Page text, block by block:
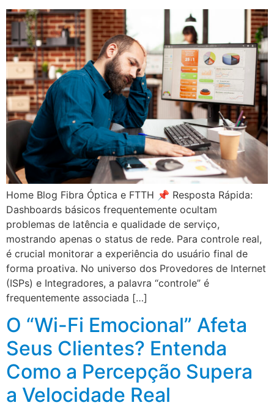
Home Blog Fibra Óptica e FTTH 📌 Resposta Rápida:
Dashboards básicos frequentemente ocultam
problemas de latência e qualidade de serviço,
mostrando apenas o status de rede. Para controle real,
é crucial monitorar a experiência do usuário final de
forma proativa. No universo dos Provedores de Internet
(ISPs) e Integradores, a palavra “controle” é
frequentemente associada […]
O “Wi-Fi Emocional” Afeta
Seus Clientes? Entenda
Como a Percepção Supera
a Velocidade Real